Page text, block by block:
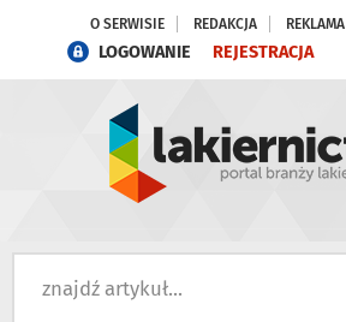
O SERWISIE REDAKCJA REKLAMA
LOGOWANIE REJESTRACJA